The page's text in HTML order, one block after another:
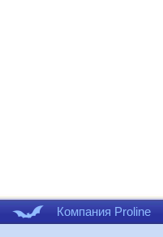
Компания Proline